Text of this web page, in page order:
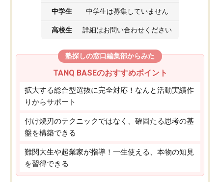
中学生 中学生は募集していません
高校生 詳細はお問い合わせください
塾探しの窓口編集部からみた
TANQ BASEのおすすめポイント
拡大する総合型選抜に完全対応！なんと活動実績作
りからサポート
付け焼刃のテクニックではなく、確固たる思考の基
盤を構築できる
難関大生や起業家が指導！一生使える、本物の知見
を習得できる